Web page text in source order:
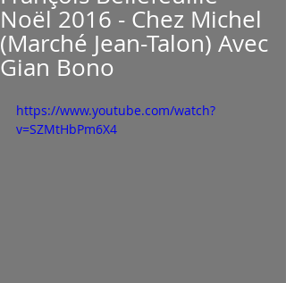
Noël 2016 - Chez Michel
(Marché Jean-Talon) Avec
Gian Bono
https://www.youtube.com/watch?
v=SZMtHbPm6X4